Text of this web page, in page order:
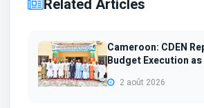
Related Articles
Cameroon: CDEN
Budget Execution
2 août 2026